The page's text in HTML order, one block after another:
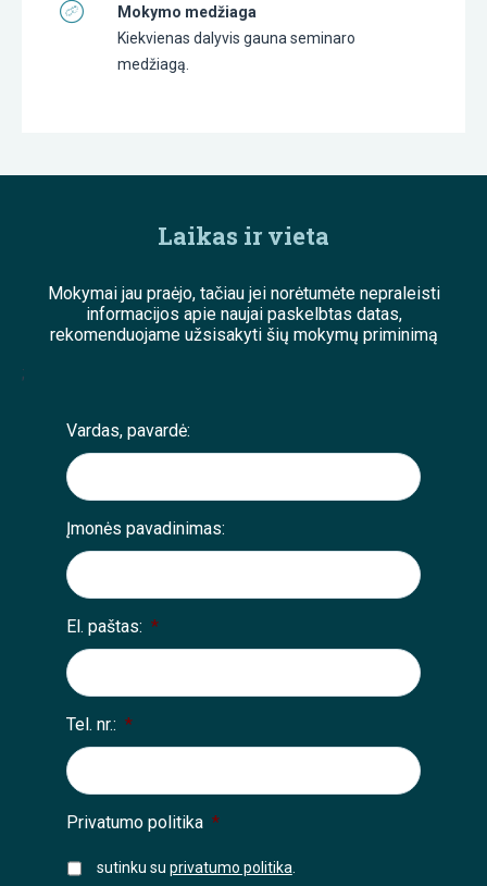
Mokymo medžiaga
Kiekvienas dalyvis gauna seminaro
medžiagą.
Laikas ir vieta
Mokymai jau praėjo, tačiau jei norėtumėte nepraleisti
informacijos apie naujai paskelbtas datas,
rekomenduojame užsisakyti šių mokymų priminimą
;
Vardas, pavardė:
Įmonės pavadinimas:
El. paštas: *
Tel. nr.: *
Privatumo politika *
sutinku su privatumo politika